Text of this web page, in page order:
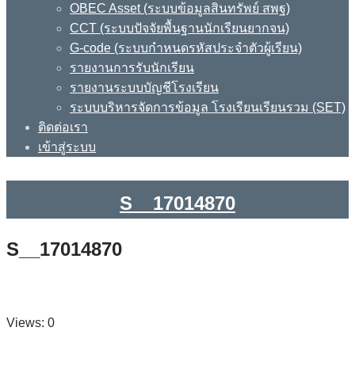
OBEC Asset (ระบบข้อมูลสินทรัพย์ สพฐ)
CCT (ระบบปัจจัยพื้นฐานนักเรียนยากจน)
G-code (ระบบกำหนดรหัสประจำตัวผู้เรียน)
รายงานการรับนักเรียน
รายงานระบบบัญชีโรงเรียน
ระบบบริหารจัดการข้อมูล โรงเรียนเรียนรวม (SET)
ติดต่อเรา
เข้าสู่ระบบ
S__17014870
S__17014870
Views: 0